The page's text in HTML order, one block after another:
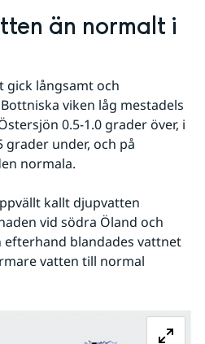
än normalt i
gick långsamt och
viken låg mestadels
0.5-1.0 grader över, i
grader under, och på
normala.
vid södra Öland och
blandades vattnet
vatten till normal